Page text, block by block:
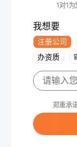
1对1
我想要
注册公司
办资质
郑重承